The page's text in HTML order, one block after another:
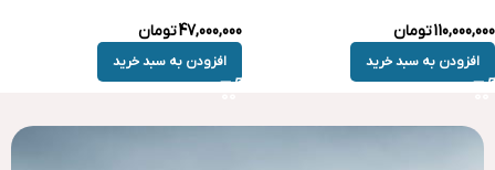
110,000,000تومان
افزودن به سبد خرید
47,000,000تومان
افزودن به سبد خرید